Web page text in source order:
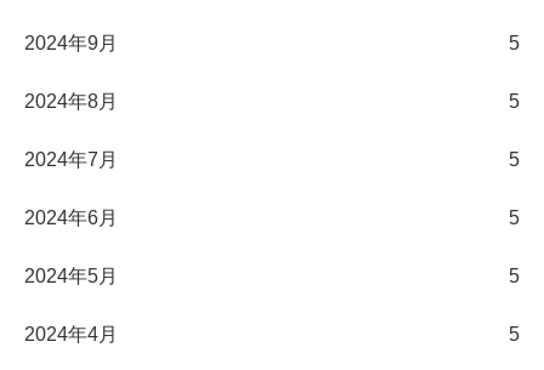
2024年9月 5
2024年8月 5
2024年7月 5
2024年6月 5
2024年5月 5
2024年4月 5